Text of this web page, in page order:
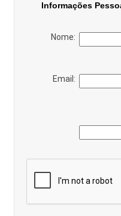
Informações
Nome:
Email: